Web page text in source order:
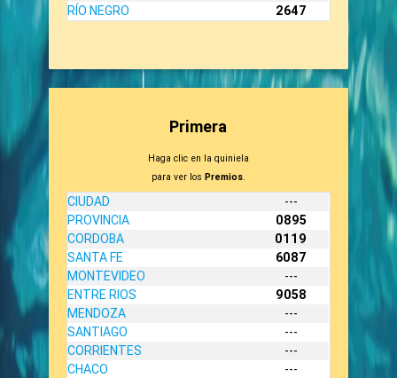
RÍO NEGRO
2647
Primera
Haga clic en la quiniela
para ver los Premios.
CIUDAD
---
PROVINCIA
0895
CORDOBA
0119
SANTA FE
6087
MONTEVIDEO
---
ENTRE RIOS
9058
MENDOZA
---
SANTIAGO
---
CORRIENTES
---
CHACO
---